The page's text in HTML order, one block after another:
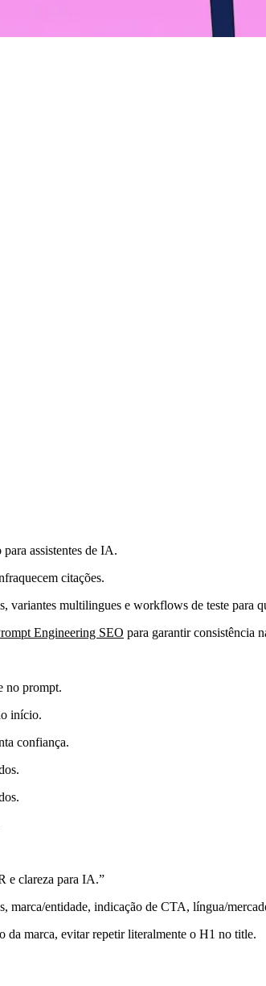
assistentes de IA.
citações.
variantes multilingues e workflows de teste para
Engineering SEO para garantir consistência
no prompt.
início.
confiança.
e clareza para IA.”
entidade, indicação de CTA, língua/
da marca, evitar repetir literalmente o H1 no title.